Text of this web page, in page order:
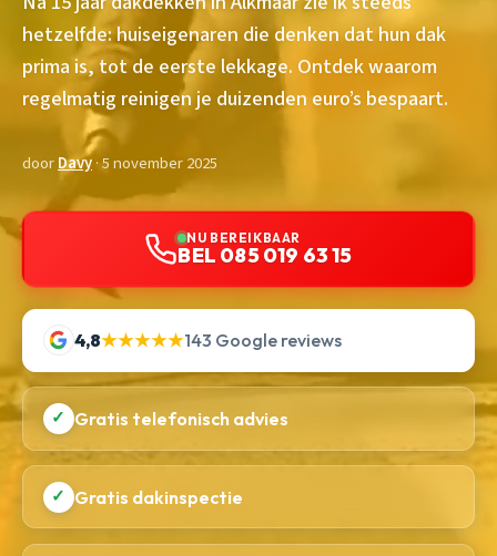
hetzelfde: huiseigenaren die denken dat hun dak
prima is, tot de eerste lekkage. Ontdek waarom
regelmatig reinigen je duizenden euro’s bespaart.
doorDavy· 5 november 2025
NU BEREIKBAAR
BEL 085 019 63 15
4,8★★★★★143 Google reviews
✓ Gratis telefonisch advies
✓ Gratis dakinspectie